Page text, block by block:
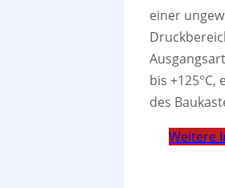
einer
bis
des
Weitere